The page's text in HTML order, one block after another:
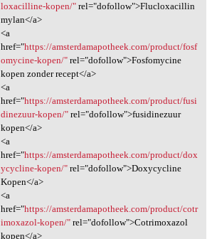
loxacilline-kopen/"rel="dofollow">Flucloxacillin
mylan</a>
<a
href="https://amsterdamapotheek.com/product/fosf
omycine-kopen/"rel="dofollow">Fosfomycine
kopen zonder recept</a>
<a
href="https://amsterdamapotheek.com/product/fusi
dinezuur-kopen/"rel="dofollow">fusidinezuur
kopen</a>
<a
href="https://amsterdamapotheek.com/product/dox
ycycline-kopen/"rel="dofollow">Doxycycline
Kopen</a>
<a
href="https://amsterdamapotheek.com/product/cotr
imoxazol-kopen/"rel="dofollow">Cotrimoxazol
kopen</a>